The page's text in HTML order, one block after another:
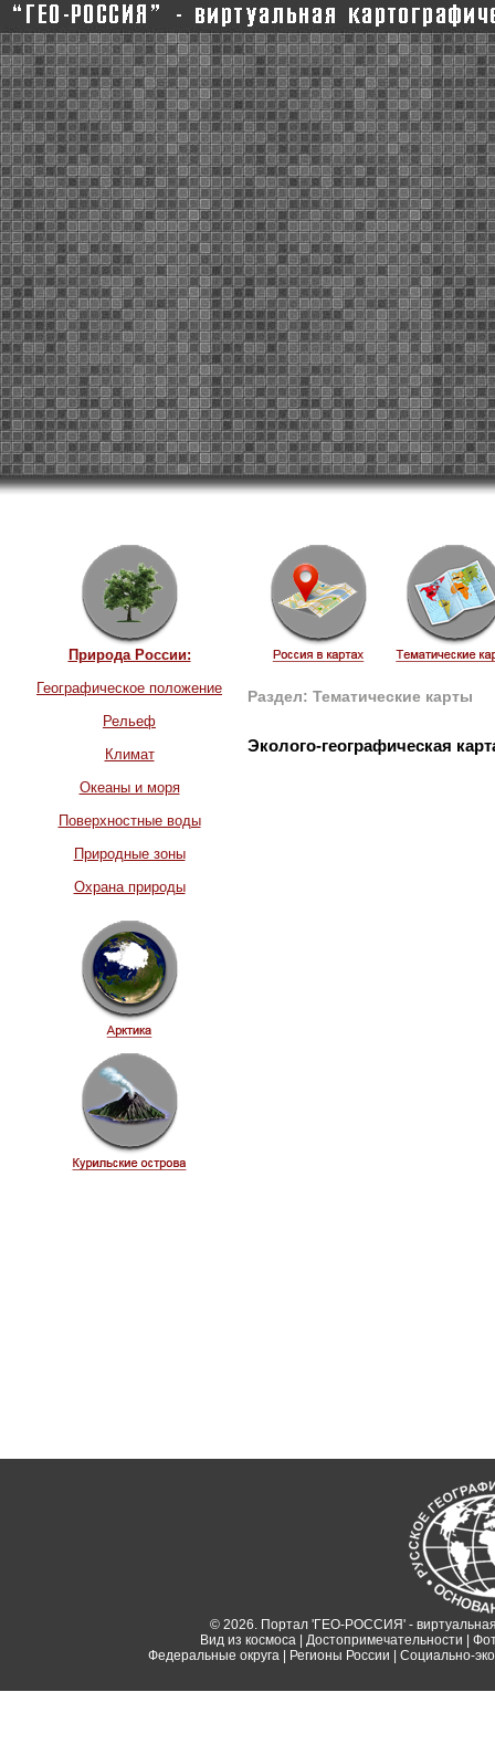
Природа России:
Географическое положение
Рельеф
Климат
Океаны и моря
Поверхностные воды
Природные зоны
Охрана природы
Раздел: Тематические карты
Эколого-географическая
© 2026. Портал 'ГЕО-РОССИЯ' - виртуальная
Вид из космоса
Достопримечательности
Федеральные округа| Регионы России Социально-